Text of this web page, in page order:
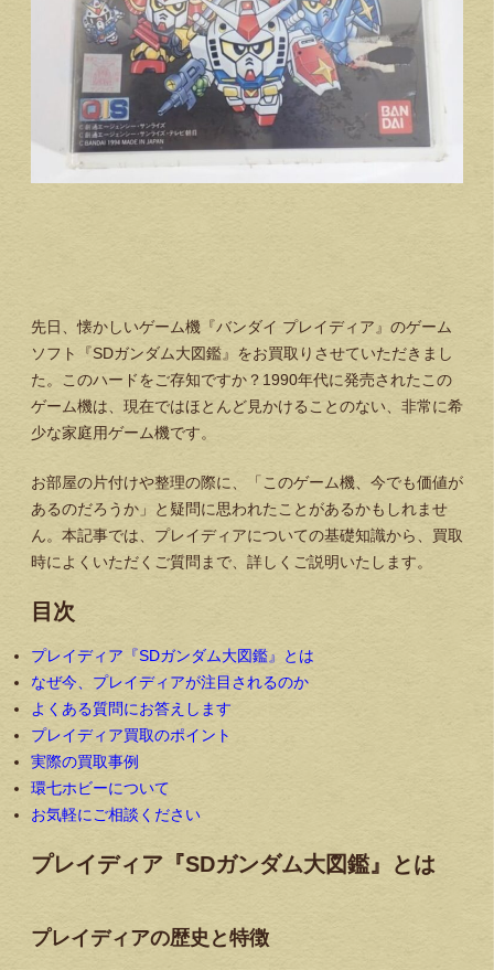
先日、懐かしいゲーム機『バンダイ プレイディア』のゲーム
ソフト『SDガンダム大図鑑』をお買取りさせていただきまし
た。このハードをご存知ですか？1990年代に発売されたこの
ゲーム機は、現在ではほとんど見かけることのない、非常に希
少な家庭用ゲーム機です。
お部屋の片付けや整理の際に、「このゲーム機、今でも価値が
あるのだろうか」と疑問に思われたことがあるかもしれませ
ん。本記事では、プレイディアについての基礎知識から、買取
時によくいただくご質問まで、詳しくご説明いたします。
目次
プレイディア『SDガンダム大図鑑』とは
なぜ今、プレイディアが注目されるのか
よくある質問にお答えします
プレイディア買取のポイント
実際の買取事例
環七ホビーについて
お気軽にご相談ください
プレイディア『SDガンダム大図鑑』とは
プレイディアの歴史と特徴